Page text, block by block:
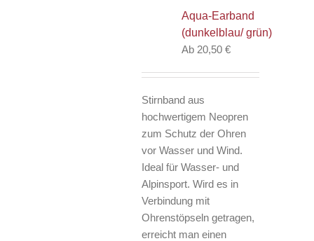
auf
der
werden
Aqua-Earband
(dunkelblau/ grün)
Ab 20,50€
Stirnband aus
hochwertigem Neopren
zum Schutz der Ohren
vor Wasser und Wind.
Ideal für Wasser- und
Alpinsport. Wird es in
Verbindung mit
Ohrenstöpseln getragen,
erreicht man einen